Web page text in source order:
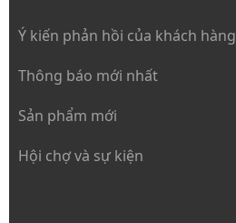
Ý kiến phản hồi của khách hàng
Thông báo mới nhất
Sản phẩm mới
Hội chợ và sự kiện